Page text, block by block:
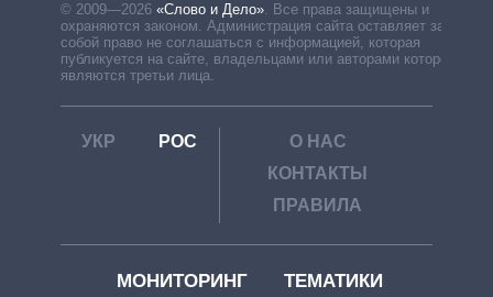
© 2009—2026 «Слово и Дело». Все права защищены и
охраняются законом. Администрация сайта оставляет за
собой право не соглашаться с информацией, которая
публикуется на сайте, владельцами или авторами которой
являются третьи лица.
УКР РОС
О НАС
КОНТАКТЫ
ПРАВИЛА
МОНИТОРИНГ ТЕМАТИКИ